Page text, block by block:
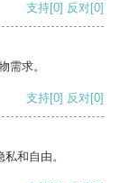
支持[0] 反对[0]
需求。
支持[0] 反对[0]
和自由。